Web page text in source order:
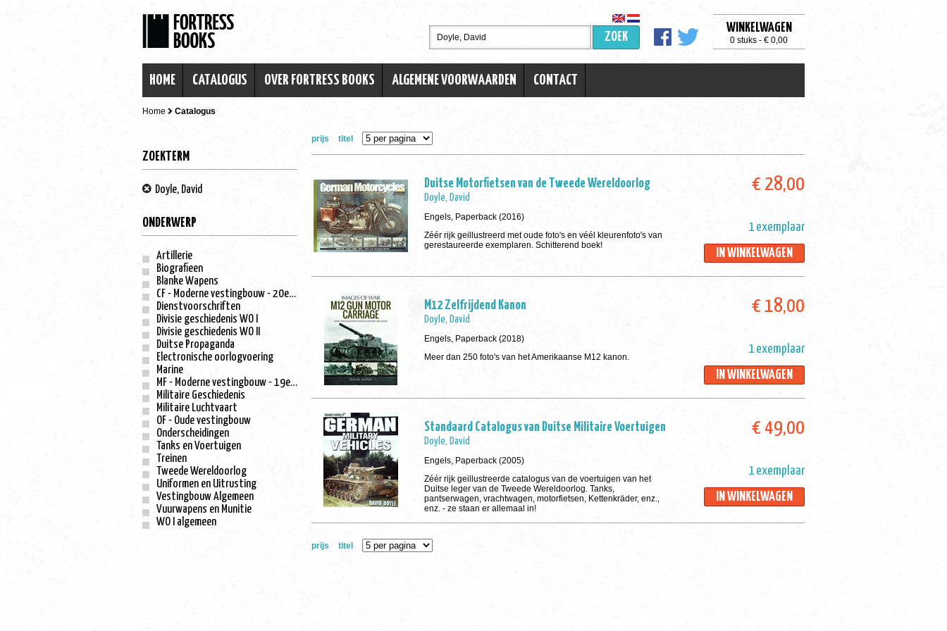
WINKELWAGEN
0 stuks - € 0,00
ZOEK
HOME CATALOGUS OVER FORTRESS BOOKS ALGEMENE VOORWAARDEN CONTACT
Home Catalogus
ZOEKTERM
Doyle, David
ONDERWERP
Artillerie
Biografieen
Blanke Wapens
CF - Moderne vestingbouw - 20e eeuw
Dienstvoorschriften
Divisie geschiedenis WO I
Divisie geschiedenis WO II
Duitse Propaganda
Electronische oorlogvoering
Marine
MF - Moderne vestingbouw - 19e eeuw
Militaire Geschiedenis
Militaire Luchtvaart
OF - Oude vestingbouw
Onderscheidingen
Tanks en Voertuigen
Treinen
Tweede Wereldoorlog
Uniformen en Uitrusting
Vestingbouw Algemeen
Vuurwapens en Munitie
WO I algemeen
prijs titel
Duitse Motorfietsen van de Tweede Wereldoorlog
Doyle, David
Engels, Paperback (2016)
Zéér rijk geillustreerd met oude foto's en véél kleurenfoto's van
gerestaureerde exemplaren. Schitterend boek!
€ 28,00
1 exemplaar
IN WINKELWAGEN
M12 Zelfrijdend Kanon
Doyle, David
Engels, Paperback (2018)
Meer dan 250 foto's van het Amerikaanse M12 kanon.
€ 18,00
1 exemplaar
IN WINKELWAGEN
Standaard Catalogus van Duitse Militaire Voertuigen
Doyle, David
Engels, Paperback (2005)
Zéér rijk geillustreerde catalogus van de voertuigen van het
Duitse leger van de Tweede Wereldoorlog. Tanks,
pantserwagen, vrachtwagen, motorfietsen, Kettenkräder, enz.,
enz. - ze staan er allemaal in!
€ 49,00
1 exemplaar
IN WINKELWAGEN
prijs titel